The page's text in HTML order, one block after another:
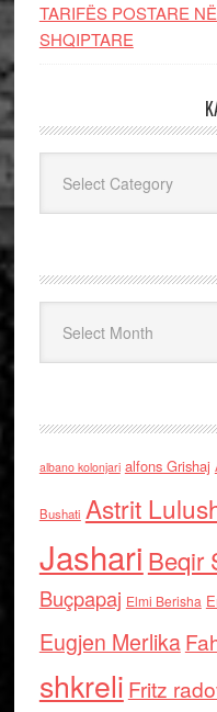
TARIFËS POSTARE
SHQIPTARE
albano kolonjari alfons Grishaj
Bushati Astrit
Jashari Beqir
Buçpapaj Elmi Berisha
Eugjen Merlika
shkreli Fritz